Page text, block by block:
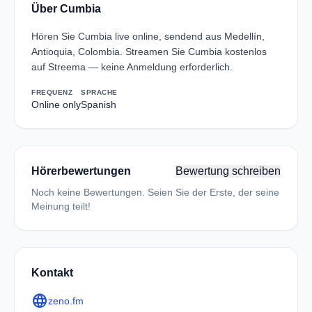
Über Cumbia
Hören Sie Cumbia live online, sendend aus Medellín,
Antioquia, Colombia. Streamen Sie Cumbia kostenlos
auf Streema — keine Anmeldung erforderlich.
FREQUENZ
Online only
SPRACHE
Spanish
Hörerbewertungen Bewertung schreiben
Noch keine Bewertungen. Seien Sie der Erste, der seine
Meinung teilt!
Kontakt
languagezeno.fm